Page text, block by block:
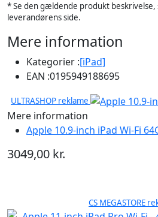
* Se den gældende produkt beskrivelse,
leverandørens side.
Mere information
Kategorier :[iPad]
EAN :0195949188695
ULTRASHOP reklame
Mere information
Apple 10.9-inch iPad Wi-Fi
3049,00 kr.
CS MEGASTORE